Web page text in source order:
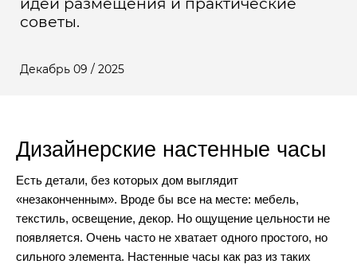
Декабрь 09 / 2025
советы.
Дизайнерские настенные часы
Есть детали, без которых дом выглядит
«незаконченным». Вроде бы все на месте: мебель,
текстиль, освещение, декор. Но ощущение цельности не
появляется. Очень часто не хватает одного простого, но
сильного элемента. Настенные часы как раз из таких